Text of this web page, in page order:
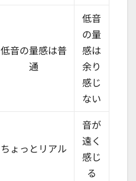
低音の量感は普
通
低音
の量
感は
余り
感じ
ない
ちょっとリアル
音が
遠く
感じ
る